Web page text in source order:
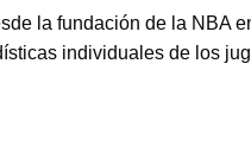
la fundación de la NBA
individuales de los